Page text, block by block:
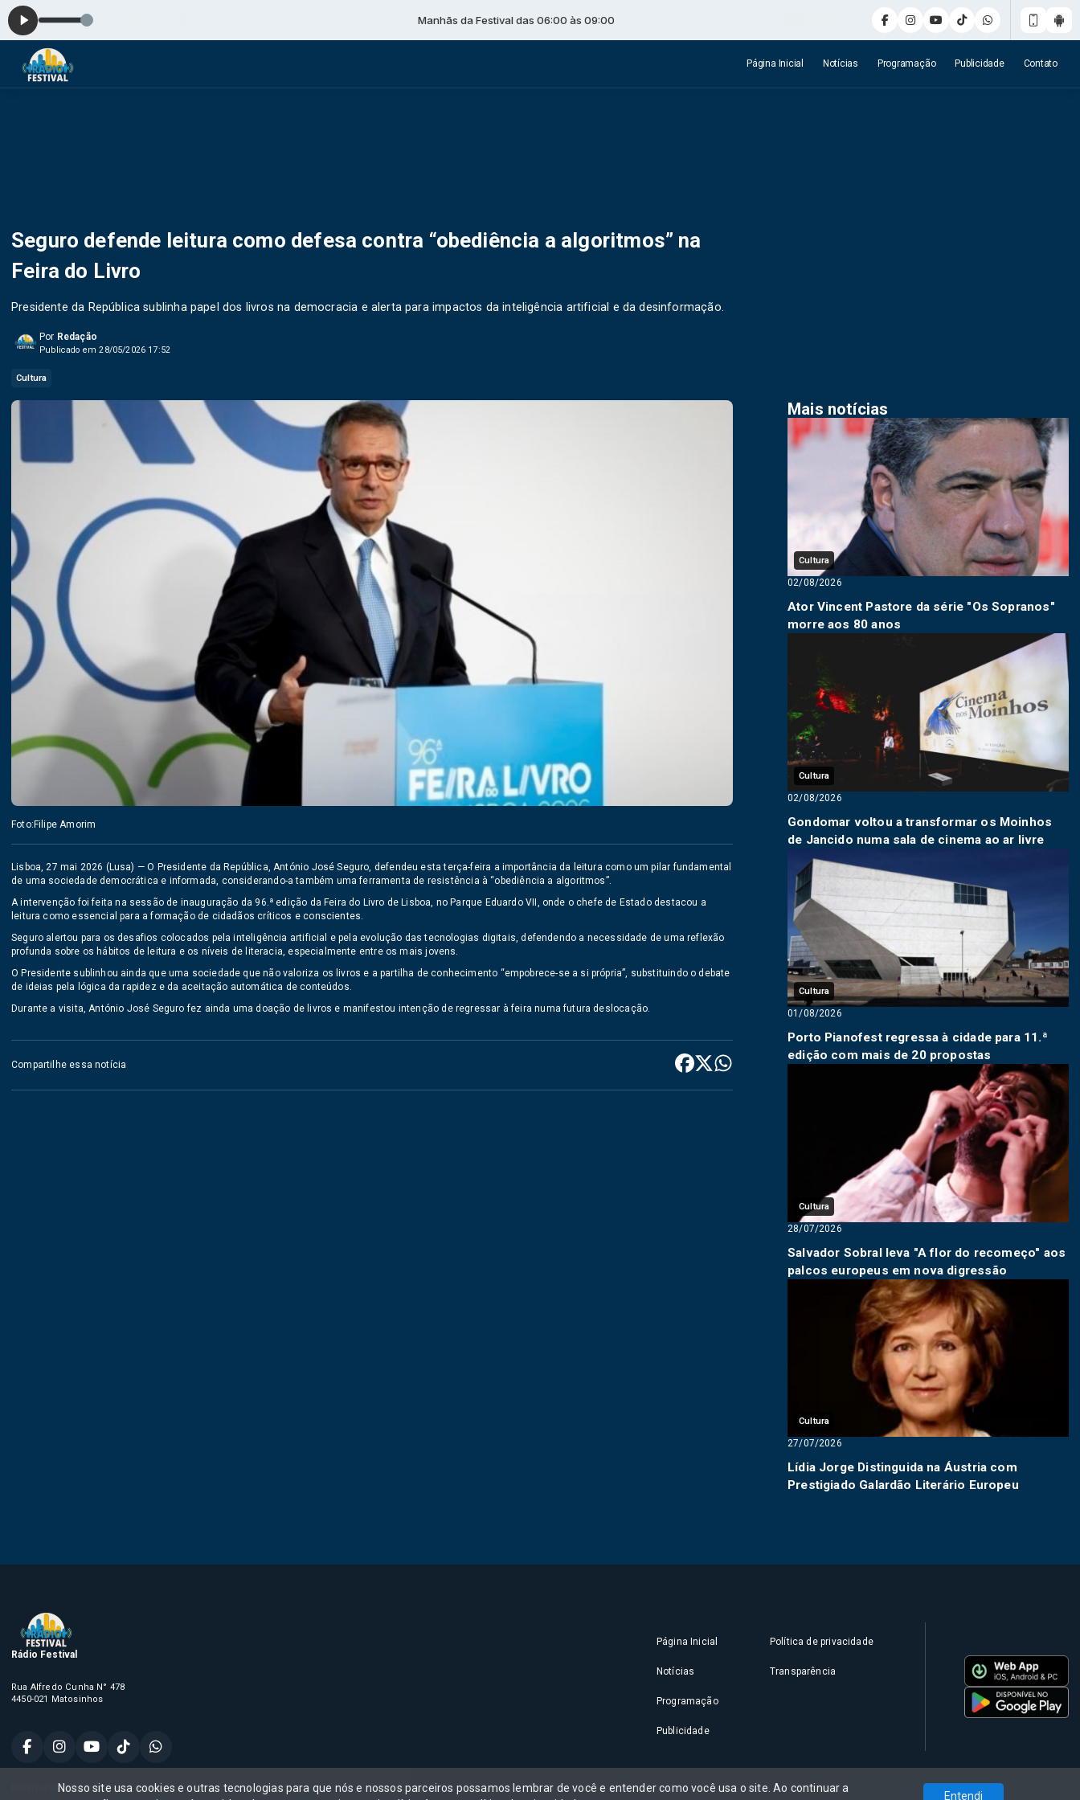
Manhãs da Festival das 06:00 às 09:00
Página Inicial Notícias Programação Publicidade Contato
Seguro defende leitura como defesa contra “obediência a algoritmos” na
Feira do Livro
Presidente da República sublinha papel dos livros na democracia e alerta para impactos da inteligência artificial e da desinformação.
Por Redação
Publicado em 28/05/2026 17:52
Cultura
Foto:Filipe Amorim
Lisboa, 27 mai 2026 (Lusa) — O Presidente da República, António José Seguro, defendeu esta terça-feira a importância da leitura como um pilar fundamental
de uma sociedade democrática e informada, considerando-a também uma ferramenta de resistência à “obediência a algoritmos”.
A intervenção foi feita na sessão de inauguração da 96.ª edição da Feira do Livro de Lisboa, no Parque Eduardo VII, onde o chefe de Estado destacou a
leitura como essencial para a formação de cidadãos críticos e conscientes.
Seguro alertou para os desafios colocados pela inteligência artificial e pela evolução das tecnologias digitais, defendendo a necessidade de uma reflexão
profunda sobre os hábitos de leitura e os níveis de literacia, especialmente entre os mais jovens.
O Presidente sublinhou ainda que uma sociedade que não valoriza os livros e a partilha de conhecimento “empobrece-se a si própria”, substituindo o debate
de ideias pela lógica da rapidez e da aceitação automática de conteúdos.
Durante a visita, António José Seguro fez ainda uma doação de livros e manifestou intenção de regressar à feira numa futura deslocação.
Compartilhe essa notícia
Mais notícias
Cultura
02/08/2026
Ator Vincent Pastore da série "Os Sopranos"
morre aos 80 anos
Cultura
02/08/2026
Gondomar voltou a transformar os Moinhos
de Jancido numa sala de cinema ao ar livre
Cultura
01/08/2026
Porto Pianofest regressa à cidade para 11.ª
edição com mais de 20 propostas
Cultura
28/07/2026
Salvador Sobral leva "A flor do recomeço" aos
palcos europeus em nova digressão
Cultura
27/07/2026
Lídia Jorge Distinguida na Áustria com
Prestigiado Galardão Literário Europeu
Rádio Festival
Rua Alfredo Cunha N° 478
4450-021 Matosinhos
Página Inicial
Notícias
Programação
Publicidade
Política de privacidade
Transparência
Rádio Festival, Todos os direitos reservados,
Nosso site usa cookies e outras tecnologias para que nós e nossos parceiros possamos lembrar de você e entender como você usa o site. Ao continuar a
Entendi